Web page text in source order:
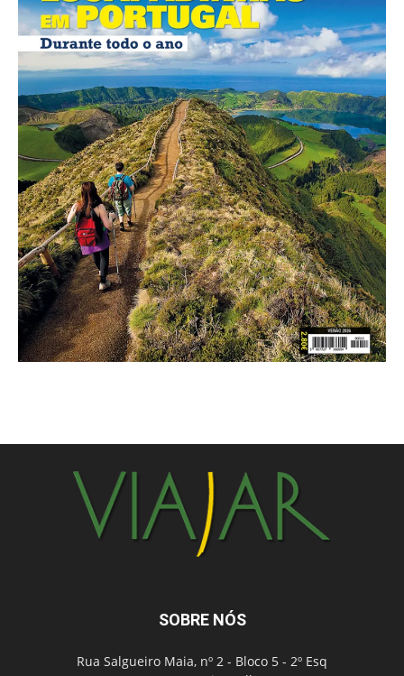
SOBRE NÓS
Rua Salgueiro Maia, nº 2 - Bloco 5 - 2º Esq